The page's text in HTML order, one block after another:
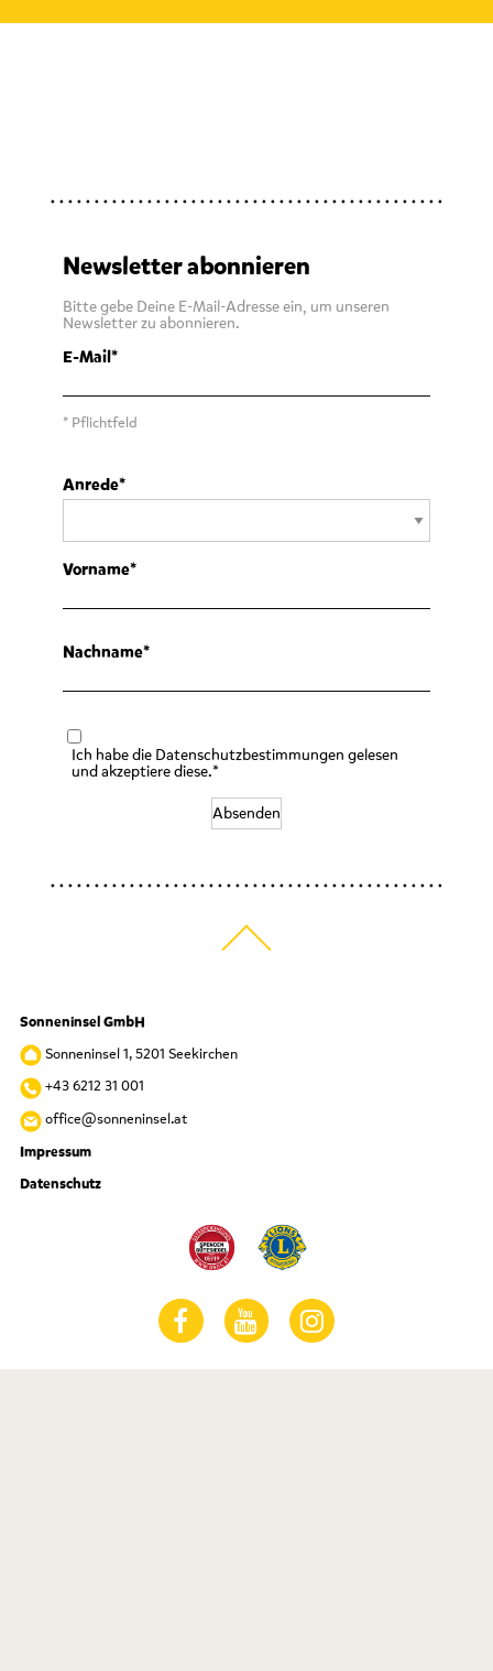
Newsletter abonnieren
Bitte gebe Deine E-Mail-Adresse ein, um unseren
Newsletter zu abonnieren.
E-Mail
* Pflichtfeld
Anrede
Vorname
Nachname
Ich habe die Datenschutzbestimmungen gelesen
und akzeptiere diese.*
Absenden
Sonneninsel GmbH
Sonneninsel 1, 5201 Seekirchen
+43 6212 31 001
office@sonneninsel.at
Impressum
Datenschutz